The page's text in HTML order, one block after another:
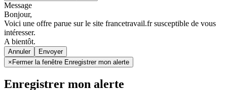
Message
Bonjour,
Voici une offre parue sur le site francetravail.fr susceptible de vous
intéresser.
A bientôt.
Annuler
× Fermer la fenêtre Enregistrer mon alerte
Enregistrer mon alerte